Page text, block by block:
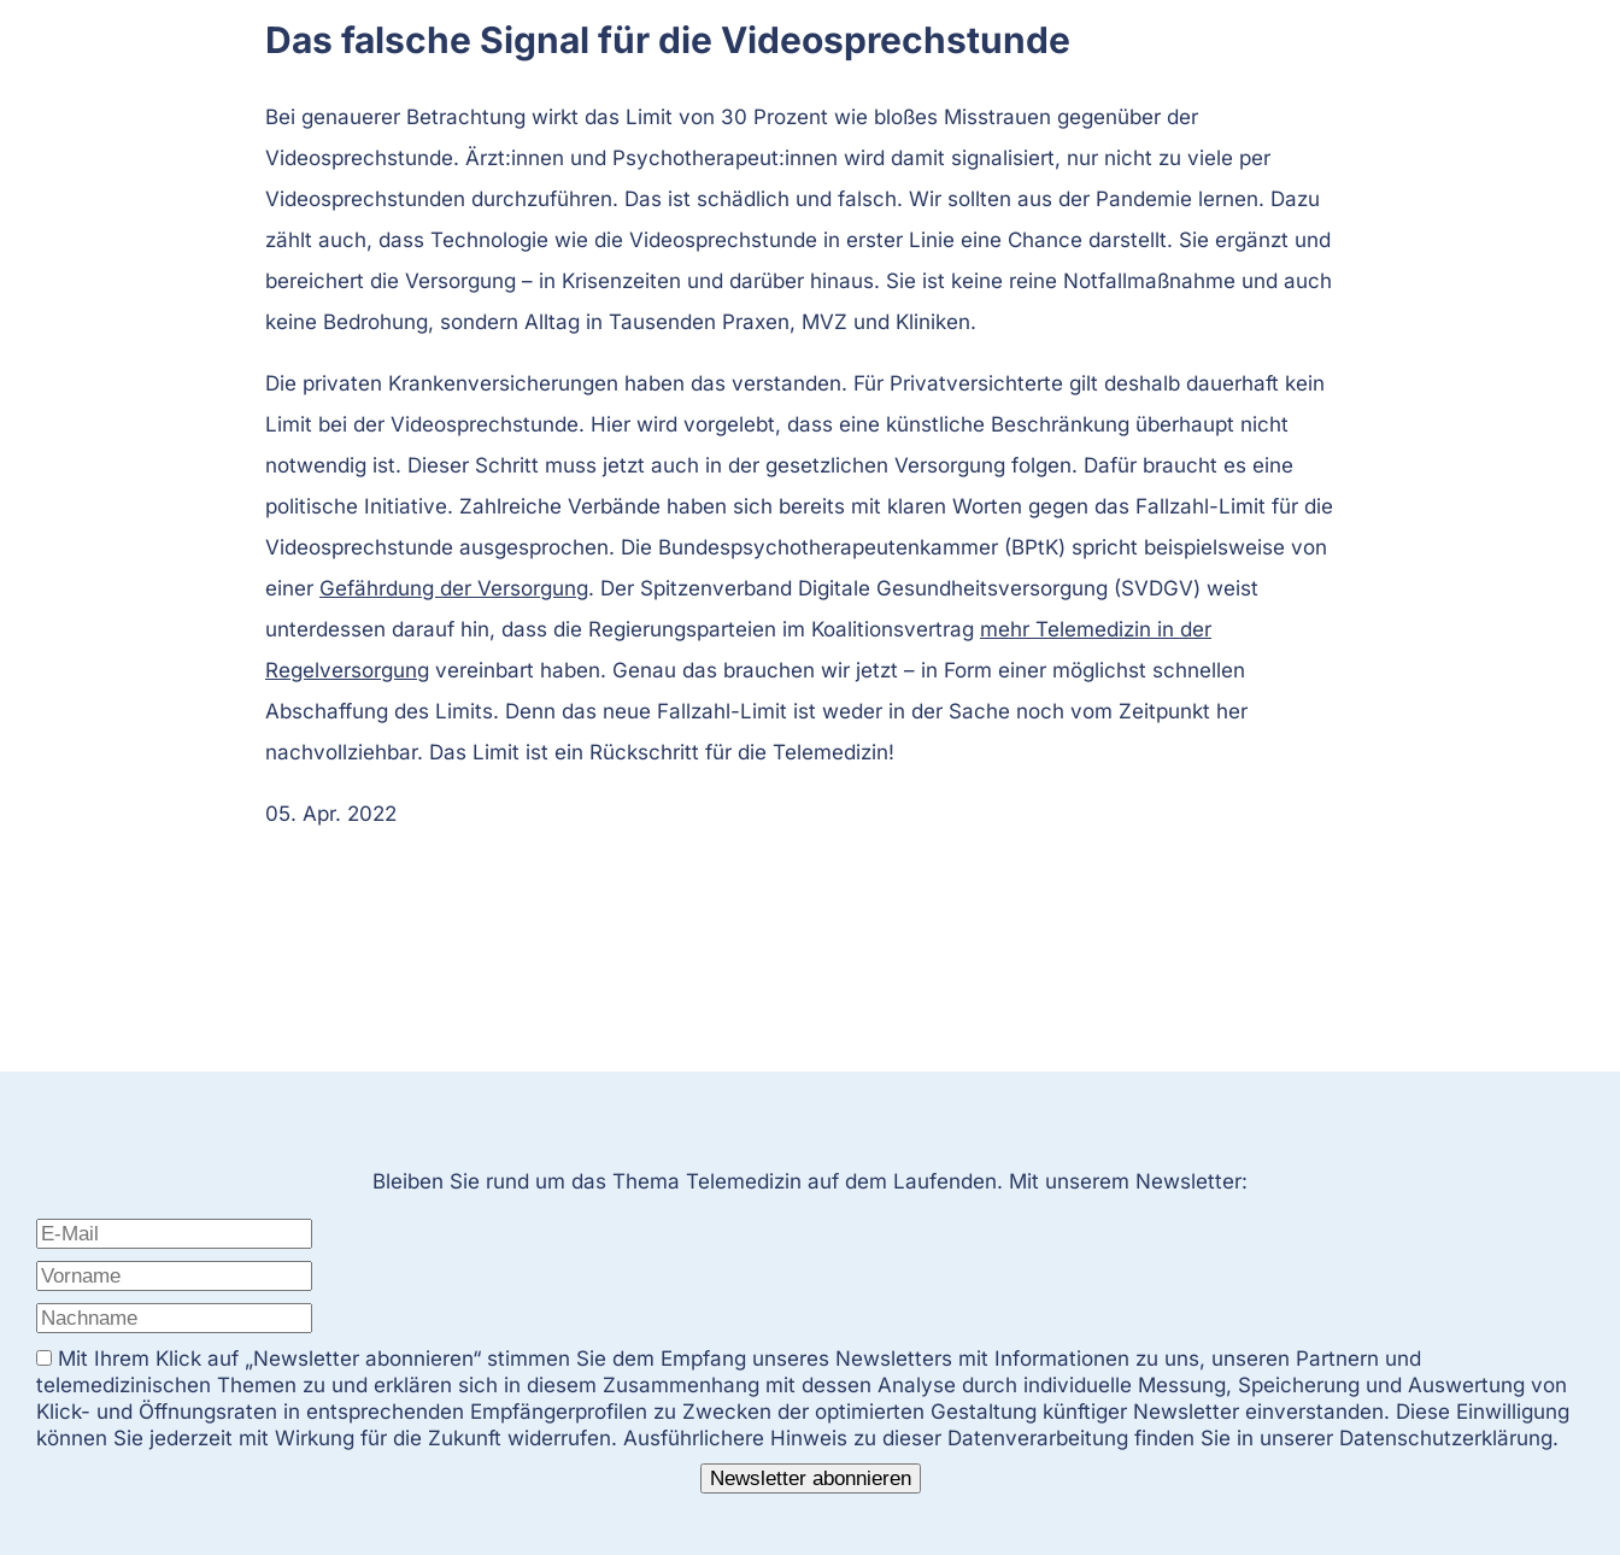
Das falsche Signal für die Videosprechstunde
Bei genauerer Betrachtung wirkt das Limit von 30 Prozent wie bloßes Misstrauen gegenüber der
Videosprechstunde. Ärzt:innen und Psychotherapeut:innen wird damit signalisiert, nur nicht zu viele per
Videosprechstunden durchzuführen. Das ist schädlich und falsch. Wir sollten aus der Pandemie lernen. Dazu
zählt auch, dass Technologie wie die Videosprechstunde in erster Linie eine Chance darstellt. Sie ergänzt und
bereichert die Versorgung – in Krisenzeiten und darüber hinaus. Sie ist keine reine Notfallmaßnahme und auch
keine Bedrohung, sondern Alltag in Tausenden Praxen, MVZ und Kliniken.
Die privaten Krankenversicherungen haben das verstanden. Für Privatversichterte gilt deshalb dauerhaft kein
Limit bei der Videosprechstunde. Hier wird vorgelebt, dass eine künstliche Beschränkung überhaupt nicht
notwendig ist. Dieser Schritt muss jetzt auch in der gesetzlichen Versorgung folgen. Dafür braucht es eine
politische Initiative. Zahlreiche Verbände haben sich bereits mit klaren Worten gegen das Fallzahl-Limit für die
Videosprechstunde ausgesprochen. Die Bundespsychotherapeutenkammer (BPtK) spricht beispielsweise von
einer Gefährdung der Versorgung. Der Spitzenverband Digitale Gesundheitsversorgung (SVDGV) weist
unterdessen darauf hin, dass die Regierungsparteien im Koalitionsvertrag mehr Telemedizin in der
Regelversorgung vereinbart haben. Genau das brauchen wir jetzt – in Form einer möglichst schnellen
Abschaffung des Limits. Denn das neue Fallzahl-Limit ist weder in der Sache noch vom Zeitpunkt her
nachvollziehbar. Das Limit ist ein Rückschritt für die Telemedizin!
05. Apr. 2022
Bleiben Sie rund um das Thema Telemedizin auf dem Laufenden. Mit unserem Newsletter:
Mit Ihrem Klick auf „Newsletter abonnieren“ stimmen Sie dem Empfang unseres Newsletters mit Informationen zu uns, unseren Partnern und
telemedizinischen Themen zu und erklären sich in diesem Zusammenhang mit dessen Analyse durch individuelle Messung, Speicherung und Auswertung von
Klick- und Öffnungsraten in entsprechenden Empfängerprofilen zu Zwecken der optimierten Gestaltung künftiger Newsletter einverstanden. Diese Einwilligung
können Sie jederzeit mit Wirkung für die Zukunft widerrufen. Ausführlichere Hinweis zu dieser Datenverarbeitung finden Sie in unserer Datenschutzerklärung.
Newsletter abonnieren